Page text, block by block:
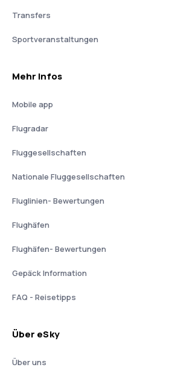
Transfers
Sportveranstaltungen
Mehr Infos
Mobile app
Flugradar
Fluggesellschaften
Nationale Fluggesellschaften
Fluglinien- Bewertungen
Flughäfen
Flughäfen- Bewertungen
Gepäck Information
FAQ - Reisetipps
Über eSky
Über uns